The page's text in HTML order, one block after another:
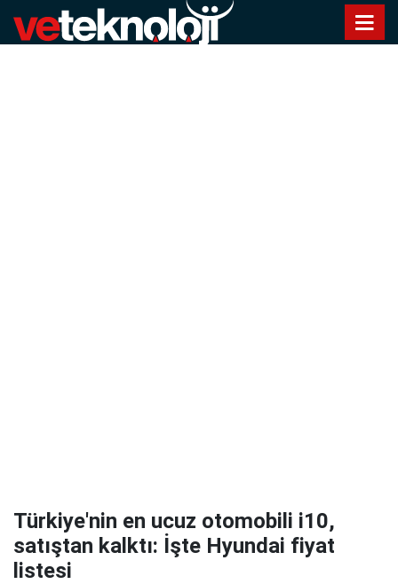
Türkiye'nin en ucuz otomobili i10,
satıştan kalktı: İşte Hyundai fiyat
listesi